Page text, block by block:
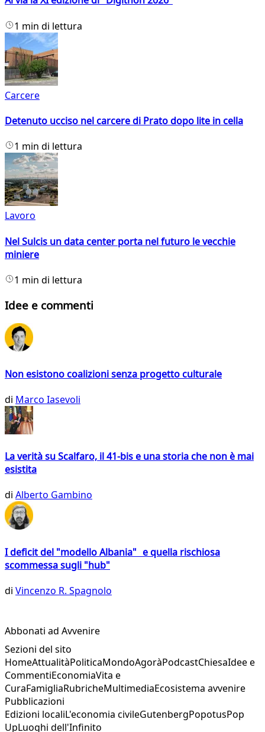
1 min di lettura
Carcere
Detenuto ucciso nel carcere di Prato dopo lite in cella
1 min di lettura
Lavoro
Nel Sulcis un data center porta nel futuro le vecchie
miniere
1 min di lettura
Idee e commenti
Non esistono coalizioni senza progetto culturale
di Marco Iasevoli
La verità su Scalfaro, il 41-bis e una storia che non è mai
esistita
di Alberto Gambino
I deficit del "modello Albania" e quella rischiosa
scommessa sugli "hub"
di Vincenzo R. Spagnolo
Abbonati ad Avvenire
Sezioni del sito
HomeAttualitàPoliticaMondoAgoràPodcastChiesaIdee e
CommentiEconomiaVita e
CuraFamigliaRubricheMultimediaEcosistema avvenire
Pubblicazioni
Edizioni localiL'economia civileGutenbergPopotusPop
UpLuoghi dell'Infinito